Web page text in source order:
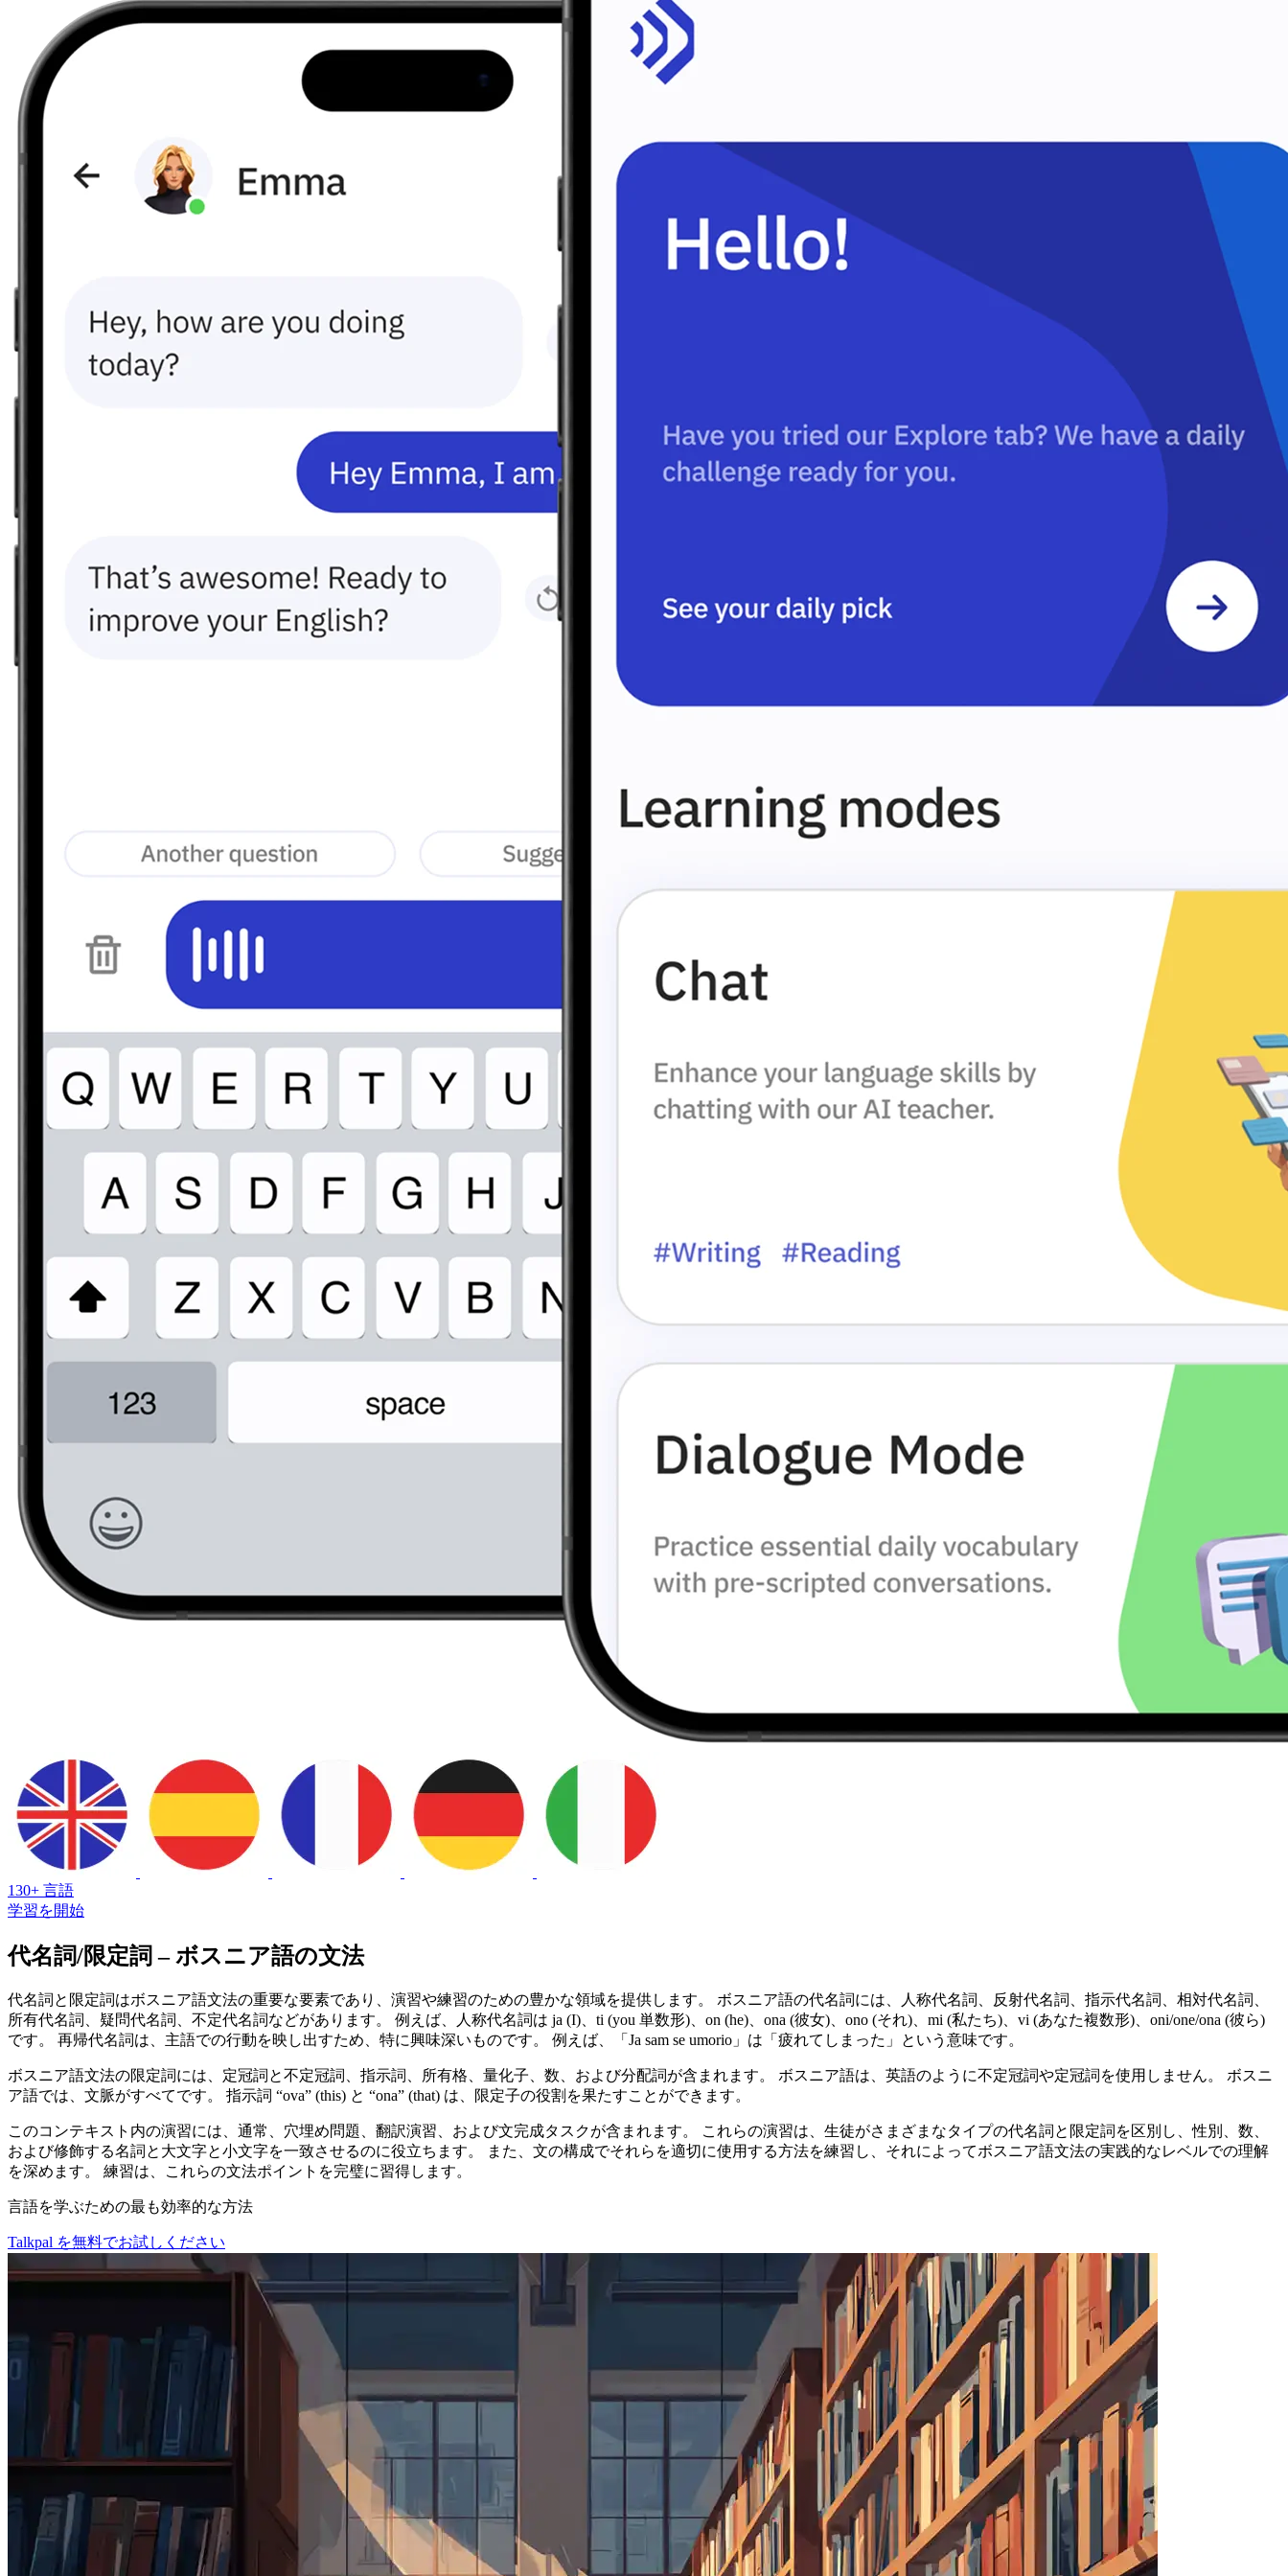
130+ 言語
学習を開始
代名詞/限定詞 – ボスニア語の文法
代名詞と限定詞はボスニア語文法の重要な要素であり、演習や練習のための豊かな領域を提供します。 ボスニア語の代名詞には、人称代名詞、反射代名詞、指示代名詞、相対代名詞、
所有代名詞、疑問代名詞、不定代名詞などがあります。 例えば、人称代名詞は ja (I)、ti (you 単数形)、on (he)、ona (彼女)、ono (それ)、mi (私たち)、vi (あなた複数形)、oni/one/ona (彼ら)
です。 再帰代名詞は、主語での行動を映し出すため、特に興味深いものです。 例えば、「Ja sam se umorio」は「疲れてしまった」という意味です。
ボスニア語文法の限定詞には、定冠詞と不定冠詞、指示詞、所有格、量化子、数、および分配詞が含まれます。 ボスニア語は、英語のように不定冠詞や定冠詞を使用しません。 ボスニ
ア語では、文脈がすべてです。 指示詞 “ova” (this) と “ona” (that) は、限定子の役割を果たすことができます。
このコンテキスト内の演習には、通常、穴埋め問題、翻訳演習、および文完成タスクが含まれます。 これらの演習は、生徒がさまざまなタイプの代名詞と限定詞を区別し、性別、数、
および修飾する名詞と大文字と小文字を一致させるのに役立ちます。 また、文の構成でそれらを適切に使用する方法を練習し、それによってボスニア語文法の実践的なレベルでの理解
を深めます。 練習は、これらの文法ポイントを完璧に習得します。
言語を学ぶための最も効率的な方法
Talkpal を無料でお試しください